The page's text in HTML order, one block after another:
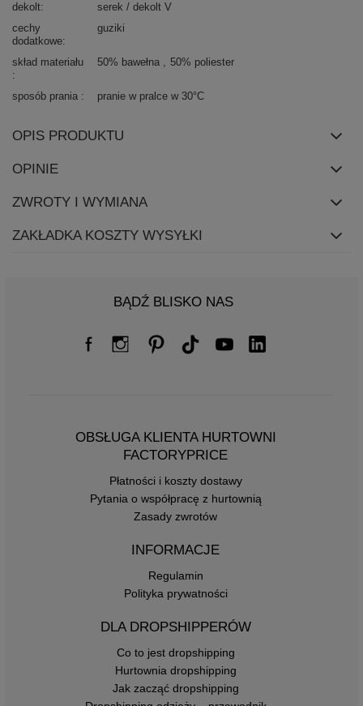
dekolt
serek / dekolt V
cechy
dodatkowe
guziki
skład materiału 50% bawełna 50% poliester
sposób prania pranie w pralce w 30°C
OPIS PRODUKTU
OPINIE
ZWROTY I WYMIANA
ZAKŁADKA KOSZTY WYSYŁKI
BĄDŹ BLISKO NAS
OBSŁUGA KLIENTA HURTOWNI
FACTORYPRICE
Płatności i koszty dostawy
Pytania o współpracę z hurtownią
Zasady zwrotów
INFORMACJE
Regulamin
Polityka prywatności
DLA DROPSHIPPERÓW
Co to jest dropshipping
Hurtownia dropshipping
Jak zacząć dropshipping